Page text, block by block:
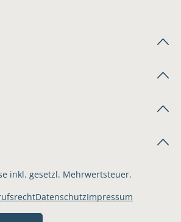
inkl. gesetzl. Mehrwertsteuer.
DatenschutzImpressum